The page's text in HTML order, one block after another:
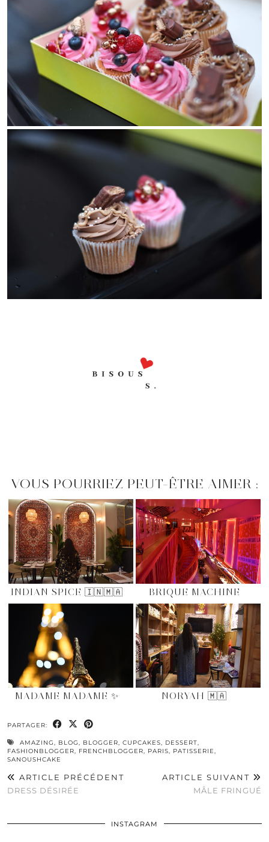
VOUS POURRIEZ PEUT-ÊTRE AIMER :
INDIAN SPICE 🇮🇳🇲🇦 BRIQUE MACHINE
MADAME MADAME ✨ NORYAH 🇲🇦
PARTAGER:
AMAZING, BLOG, BLOGGER, CUPCAKES, DESSERT,
FASHIONBLOGGER, FRENCHBLOGGER, PARIS, PATISSERIE,
SANOUSHCAKE
ARTICLE PRÉCÉDENT
DRESS DÉSIRÉE
ARTICLE SUIVANT
MÂLE FRINGUÉ
INSTAGRAM